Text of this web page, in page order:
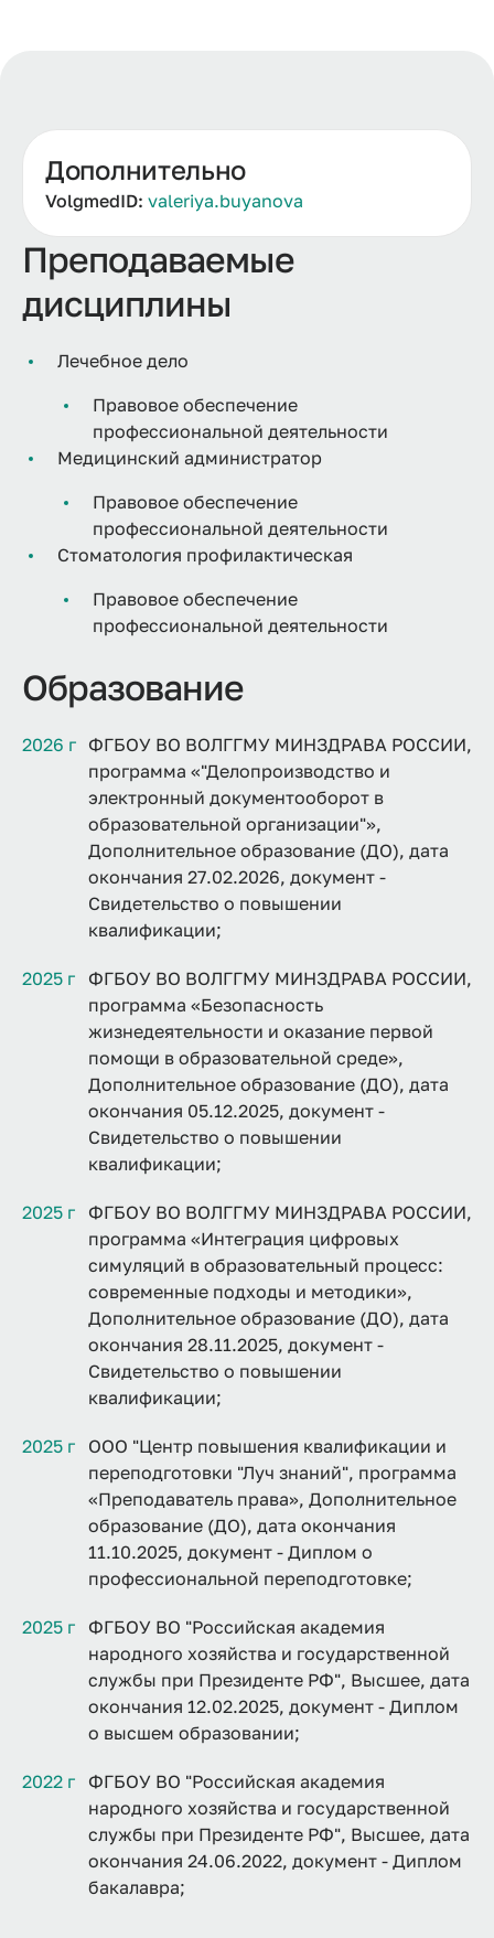
Преподаваемые
дисциплины
Лечебное дело
Правовое обеспечение
профессиональной деятельности
Медицинский администратор
Правовое обеспечение
профессиональной деятельности
Стоматология профилактическая
Правовое обеспечение
профессиональной деятельности
Образование
2026 г ФГБОУ ВО ВОЛГГМУ МИНЗДРАВА РОССИИ,
программа «"Делопроизводство и
электронный документооборот в
образовательной организации"»,
Дополнительное образование (ДО), дата
окончания 27.02.2026, документ -
Свидетельство о повышении
квалификации;
2025 г
ФГБОУ ВО ВОЛГГМУ МИНЗДРАВА РОССИИ,
программа «Безопасность
жизнедеятельности и оказание первой
помощи в образовательной среде»,
Дополнительное образование (ДО), дата
окончания 05.12.2025, документ -
Свидетельство о повышении
квалификации;
2025 г
ФГБОУ ВО ВОЛГГМУ МИНЗДРАВА РОССИИ,
программа «Интеграция цифровых
симуляций в образовательный процесс:
современные подходы и методики»,
Дополнительное образование (ДО), дата
окончания 28.11.2025, документ -
Свидетельство о повышении
квалификации;
2025 г
ООО "Центр повышения квалификации и
переподготовки "Луч знаний", программа
«Преподаватель права», Дополнительное
образование (ДО), дата окончания
11.10.2025, документ - Диплом о
профессиональной переподготовке;
2025 г
ФГБОУ ВО "Российская академия
народного хозяйства и государственной
службы при Президенте РФ", Высшее, дата
окончания 12.02.2025, документ - Диплом
о высшем образовании;
2022 г
ФГБОУ ВО "Российская академия
народного хозяйства и государственной
службы при Президенте РФ", Высшее, дата
окончания 24.06.2022, документ - Диплом
бакалавра;
Дополнительно
VolgmedID: valeriya.buyanova